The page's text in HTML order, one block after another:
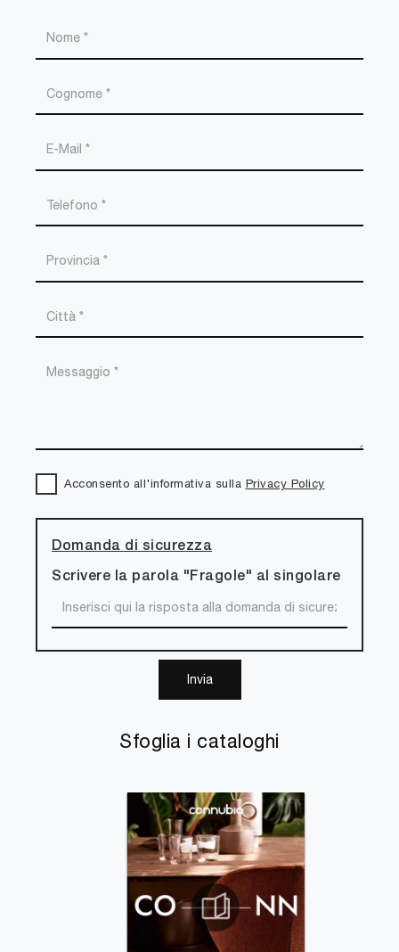
Sfoglia i cataloghi
Acconsento all'informativa sulla Privacy Policy
Domanda di sicurezza
Scrivere la parola "Fragole" al singolare
Invia